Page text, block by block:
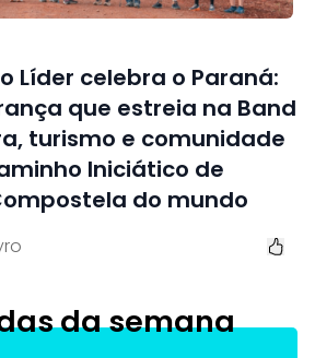
Líder celebra o Paraná:
que estreia na Band
turismo e comunidade
Iniciático de
do mundo
da semana